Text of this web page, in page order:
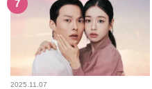
2025.11.07